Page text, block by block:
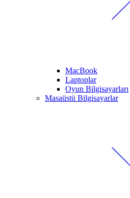
MacBook
Laptoplar
Oyun Bilgisayarları
Masaüstü Bilgisayarlar